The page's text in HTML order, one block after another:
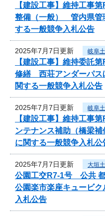
【建設工事】維持工事
整備（一般） 管内県管
する一般競争入札公告
2025年7月7日更新 岐阜
【建設工事】維持委託
修繕 西荘アンダーパ
関する一般競争入札公告
2025年7月7日更新 岐阜
【建設工事】維持工事
ンテナンス補助（橋梁
に関する一般競争入札公
2025年7月7日更新 大垣
公園工交R7-1号 公共
公園楽市楽座キュービ
入札公告